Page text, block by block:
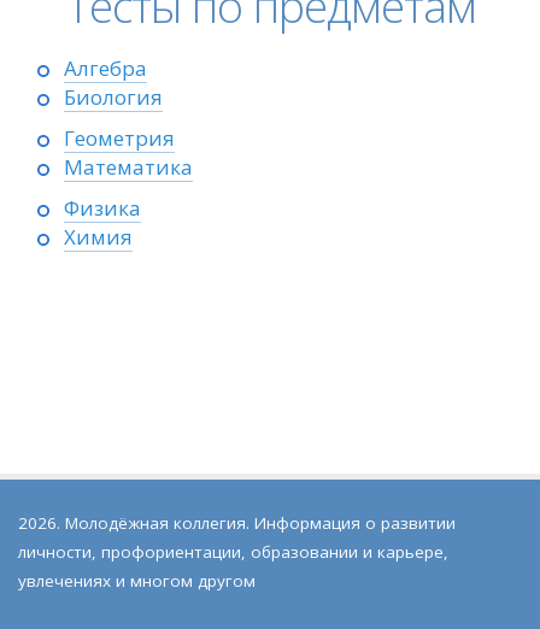
Алгебра
Биология
Геометрия
Математика
Физика
Химия
2026. Молодёжная коллегия. Информация о развитии
личности, профориентации, образовании и карьере,
увлечениях и многом другом